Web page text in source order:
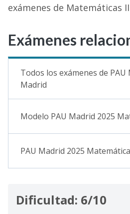
exámenes de Matemáticas
Exámenes
Todos los exámenes de PAU
Madrid
Modelo PAU Madrid 2025
PAU Madrid 2025
Dificultad: 6/10